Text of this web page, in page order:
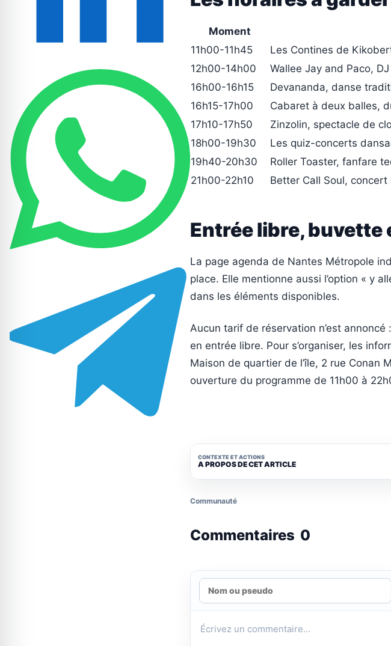
Moment
11h00-11h45
Les Contines de
12h00-14h00
Wallee Jay and Paco,
16h00-16h15
Devananda, danse
16h15-17h00
Cabaret à deux balles,
17h10-17h50
Zinzolin, spectacle de
18h00-19h30
Les quiz-concerts
19h40-20h30
Roller Toaster, fanfare
21h00-22h10
Better Call Soul,
Entrée libre,
La page agenda de Nantes Métropole
place. Elle mentionne aussi l’option « y
dans les éléments disponibles.
Aucun tarif de réservation n’est
en entrée libre. Pour s’organiser, les
Maison de quartier de l’île, 2 rue Conan
ouverture du programme de 11h00 à
CONTEXTE ET ACTIONS
A PROPOS DE CET ARTICLE
Communauté
Commentaires 0